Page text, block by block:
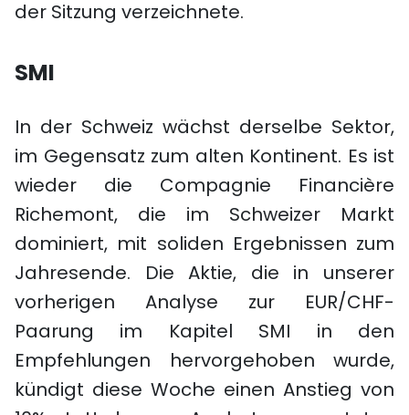
der Sitzung verzeichnete.
SMI
In der Schweiz wächst derselbe Sektor,
im Gegensatz zum alten Kontinent. Es ist
wieder die Compagnie Financière
Richemont, die im Schweizer Markt
dominiert, mit soliden Ergebnissen zum
Jahresende. Die Aktie, die in unserer
vorherigen Analyse zur EUR/CHF-
Paarung im Kapitel SMI in den
Empfehlungen hervorgehoben wurde,
kündigt diese Woche einen Anstieg von